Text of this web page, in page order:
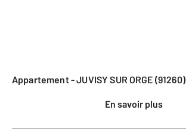
Appartement - JUVISY SUR ORGE (91260)
En savoir plus